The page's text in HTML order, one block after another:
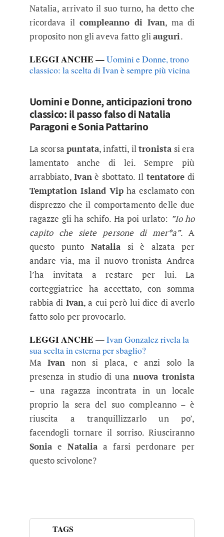
Natalia, arrivato il suo turno, ha detto che
ricordava il compleanno di Ivan, ma di
proposito non gli aveva fatto gliauguri.
LEGGI ANCHE —Uomini e Donne, trono
classico: la scelta di Ivan è sempre più vicina
Uomini e Donne, anticipazioni trono
classico: il passo falso di Natalia
Paragoni e Sonia Pattarino
La scorsapuntata, infatti, iltronistasi era
lamentato anche di lei. Sempre più
arrabbiato,Ivanè sbottato. Il tentatore di
Temptation Island Vip ha esclamato con
disprezzo che il comportamento delle due
ragazze gli ha schifo. Ha poi urlato: ”Io ho
capito che siete persone di mer*a”. A
questo punto Nataliasi è alzata per
andare via, ma il nuovo tronista Andrea
l’ha invitata a restare per lui. La
corteggiatrice ha accettato, con somma
rabbia di Ivan, a cui però lui dice di averlo
fatto solo per provocarlo.
LEGGI ANCHE —Ivan Gonzalez rivela la
sua scelta in esterna per sbaglio?
Ma Ivan non si placa, e anzi solo la
presenza in studio di una nuova tronista
– una ragazza incontrata in un locale
proprio la sera del suo compleanno – è
riuscita a tranquillizzarlo un po’,
facendogli tornare il sorriso. Riusciranno
SoniaeNataliaa farsi perdonare per
questo scivolone?
TAGS